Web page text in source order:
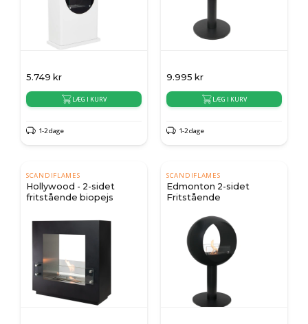
5.749 kr
LÆG I KURV
1-2 dage
9.995 kr
LÆG I KURV
1-2 dage
SCANDIFLAMES
Hollywood - 2-sidet
fritstående biopejs
SCANDIFLAMES
Edmonton 2-sidet
Fritstående